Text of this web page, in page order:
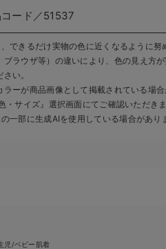
ード／51537
できるだけ実物の色に近くなるように努
ラウザ等）の違いにより、色の見え方
い。
ーが商品画像として掲載されている場合
・サイズ』選択画面にてご確認いただき
一部に生成AIを使用している場合があり
児/ベビー肌着